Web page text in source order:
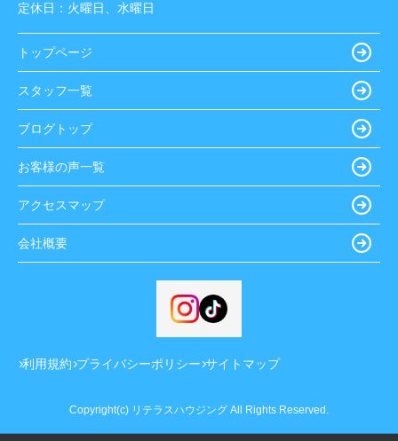
定休日： 火曜日、水曜日
トップページ
スタッフ一覧
ブログトップ
お客様の声一覧
アクセスマップ
会社概要
利用規約 プライバシーポリシー サイトマップ
Copyright(c) リテラスハウジング All Rights Reserved.